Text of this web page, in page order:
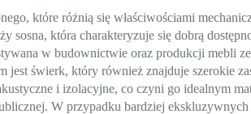
które różnią się właściwościami
sosna, która charakteryzuje się dobrą
w budownictwie oraz produkcji mebli
jest świerk, który również znajduje szerokie
i izolacyjne, co czyni go idealnym
W przypadku bardziej